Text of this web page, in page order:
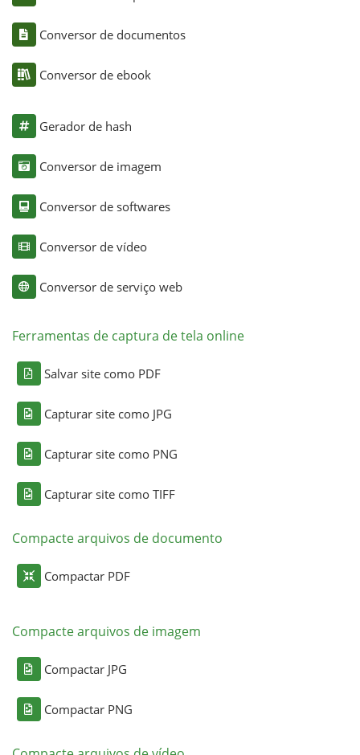
Conversor de documentos
Conversor de ebook
Gerador de hash
Conversor de imagem
Conversor de softwares
Conversor de vídeo
Conversor de serviço web
Ferramentas de captura de tela online
Salvar site como PDF
Capturar site como JPG
Capturar site como PNG
Capturar site como TIFF
Compacte arquivos de documento
Compactar PDF
Compacte arquivos de imagem
Compactar JPG
Compactar PNG